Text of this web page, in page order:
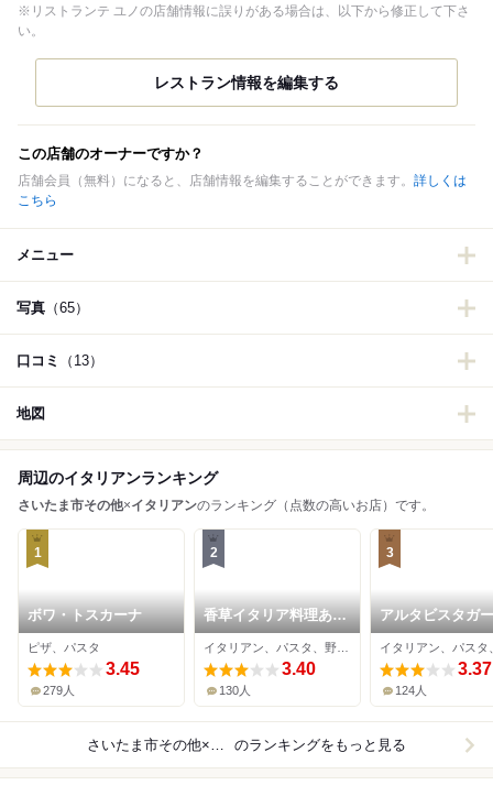
※リストランテ ユノの店舗情報に誤りがある場合は、以下から修正して下さ
い。
この店舗のオーナーですか？
店舗会員（無料）になると、店舗情報を編集することができます。 詳しくは
こちら
メニュー
写真 （65）
口コミ （13）
地図
周辺のイタリアンランキング
さいたま市その他×イタリアンのランキング（点数の高いお店）です。
1
ボワ・トスカーナ
ピザ、パスタ
3.45
279人
2
香草イタリア料理あら
じん
イタリアン、パスタ、野菜料理
3.40
130人
3
アルタビスタガ
3.37
124人
さいたま市その他×イタリアン のランキングをもっと見る